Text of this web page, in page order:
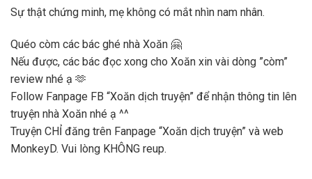
Sự thật chứng minh, mẹ không có mắt nhìn nam nhân.
Quéo còm các bác ghé nhà Xoăn 🤗
Nếu được, các bác đọc xong cho Xoăn xin vài dòng ”còm”
review nhé ạ 🫶
Follow Fanpage FB “Xoăn dịch truyện” để nhận thông tin lên
truyện nhà Xoăn nhé ạ ^^
Truyện CHỈ đăng trên Fanpage “Xoăn dịch truyện” và web
MonkeyD. Vui lòng KHÔNG reup.